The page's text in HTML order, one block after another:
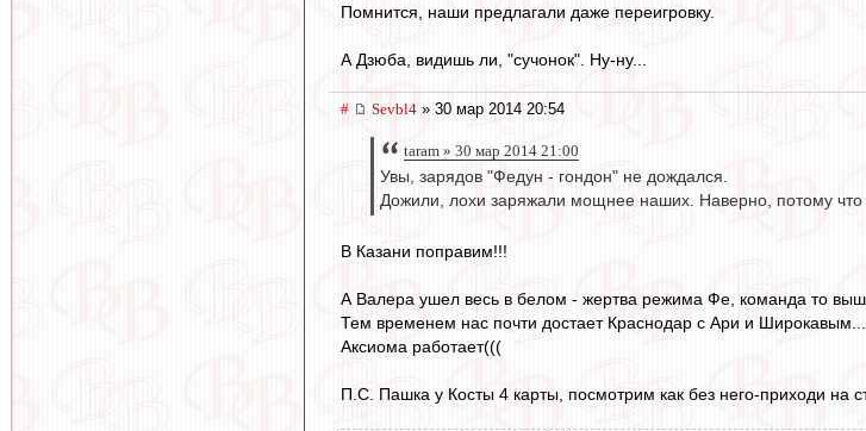
Помнится, наши предлагали даже переигровку.
А Дзюба, видишь ли, "сучонок". Ну-ну...
# Sevbl4 » 30 мар 2014 20:54
taram » 30 мар 2014 21:00
Увы, зарядов "Федун - гондон" не дождался.
Дожили, лохи заряжали мощнее наших. Наверно, потому что
В Казани поправим!!!
А Валера ушел весь в белом - жертва режима Фе, команда то
Тем временем нас почти достает Краснодар с Ари и
Аксиома работает(((
П.С. Пашка у Косты 4 карты, посмотрим как без него-приходи на